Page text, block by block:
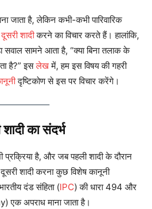
जाता है, लेकिन कभी-कभी पारिवारिक
दूसरी शादीकरने का विचार करते हैं। हालांकि,
सामने आता है, “क्या बिना तलाक के
है?” इसलेखमें, हम इस विषय की गहरी
ी दृष्टिकोण से इस पर विचार करेंगे।
का संदर्भ
प्रक्रिया है, और जब पहली शादी के दौरान
शादी करना कुछ विशेष कानूनी
दंड संहिता (IPC) की धारा 494 और
एक अपराध माना जाता है।